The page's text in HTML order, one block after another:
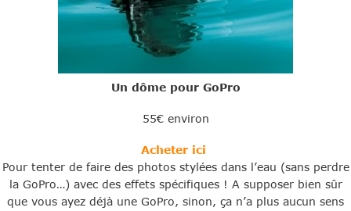
Un dôme pour GoPro
55€ environ
Acheter ici
Pour tenter de faire des photos stylées dans l’eau (sans perdre
la GoPro…) avec des effets spécifiques ! A supposer bien sûr
que vous ayez déjà une GoPro, sinon, ça n’a plus aucun sens